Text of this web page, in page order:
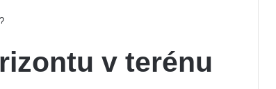
v terénu